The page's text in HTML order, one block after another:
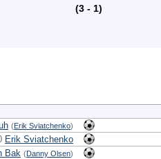
(3 - 1)
(Erik Sviatchenko)
Erik Sviatchenko
Bak (Danny Olsen)